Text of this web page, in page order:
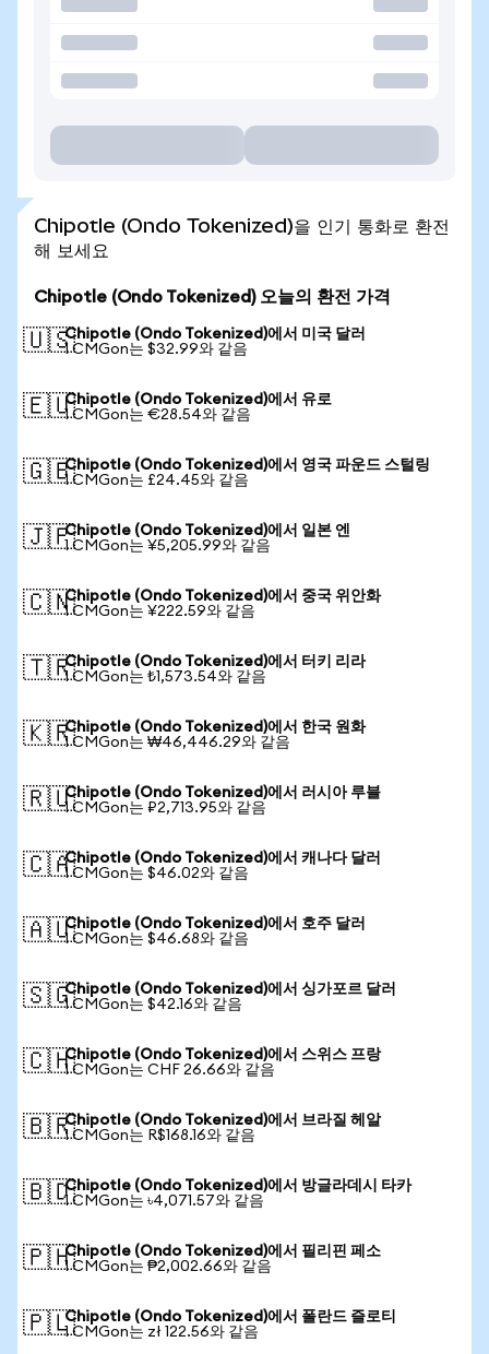
Chipotle (Ondo Tokenized)을 인기 통화로 환전
해 보세요
Chipotle (Ondo Tokenized) 오늘의 환전 가격
🇺🇸Chipotle (Ondo Tokenized)에서 미국 달러
1 CMGon는 $32.99와 같음
🇪🇺Chipotle (Ondo Tokenized)에서 유로
1 CMGon는 €28.54와 같음
🇬🇧Chipotle (Ondo Tokenized)에서 영국 파운드 스털링
1 CMGon는 £24.45와 같음
🇯🇵Chipotle (Ondo Tokenized)에서 일본 엔
1 CMGon는 ¥5,205.99와 같음
🇨🇳Chipotle (Ondo Tokenized)에서 중국 위안화
1 CMGon는 ¥222.59와 같음
🇹🇷Chipotle (Ondo Tokenized)에서 터키 리라
1 CMGon는 ₺1,573.54와 같음
🇰🇷Chipotle (Ondo Tokenized)에서 한국 원화
1 CMGon는 ₩46,446.29와 같음
🇷🇺Chipotle (Ondo Tokenized)에서 러시아 루블
1 CMGon는 ₽2,713.95와 같음
🇨🇦Chipotle (Ondo Tokenized)에서 캐나다 달러
1 CMGon는 $46.02와 같음
🇦🇺Chipotle (Ondo Tokenized)에서 호주 달러
1 CMGon는 $46.68와 같음
🇸🇬Chipotle (Ondo Tokenized)에서 싱가포르 달러
1 CMGon는 $42.16와 같음
🇨🇭Chipotle (Ondo Tokenized)에서 스위스 프랑
1 CMGon는 CHF 26.66와 같음
🇧🇷Chipotle (Ondo Tokenized)에서 브라질 헤알
1 CMGon는 R$168.16와 같음
🇧🇩Chipotle (Ondo Tokenized)에서 방글라데시 타카
1 CMGon는 ৳4,071.57와 같음
🇵🇭Chipotle (Ondo Tokenized)에서 필리핀 페소
1 CMGon는 ₱2,002.66와 같음
🇵🇱Chipotle (Ondo Tokenized)에서 폴란드 즐로티
1 CMGon는 zł 122.56와 같음